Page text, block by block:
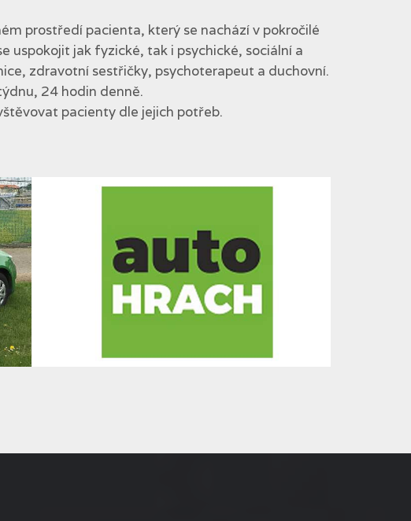
prostředí pacienta, který se nachází v pokročilé
uspokojit jak fyzické, tak i psychické, sociální a
zdravotní sestřičky, psychoterapeut a duchovní.
24 hodin denně.
pacienty dle jejich potřeb.